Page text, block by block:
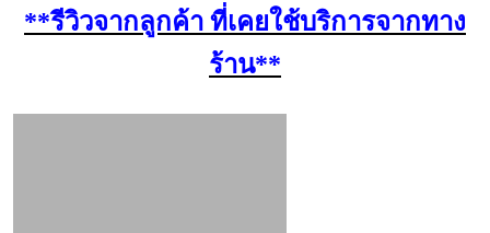
**รีวิวจากลูกค้า ที่เคยใช้บริการจากทาง
ร้าน**